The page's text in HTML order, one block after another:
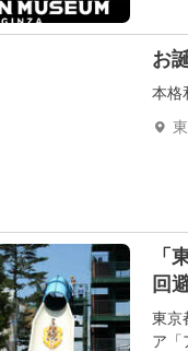
お
本格
「
回
東京
ア「